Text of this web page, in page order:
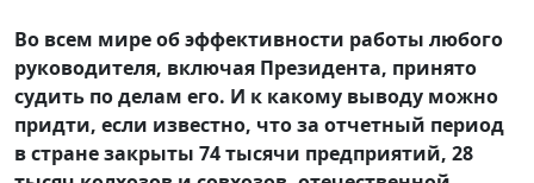
Во всем мире об эффективности работы любого
руководителя, включая Президента, принято
судить по делам его. И к какому выводу можно
придти, если известно, что за отчетный период
в стране закрыты 74 тысячи предприятий, 28